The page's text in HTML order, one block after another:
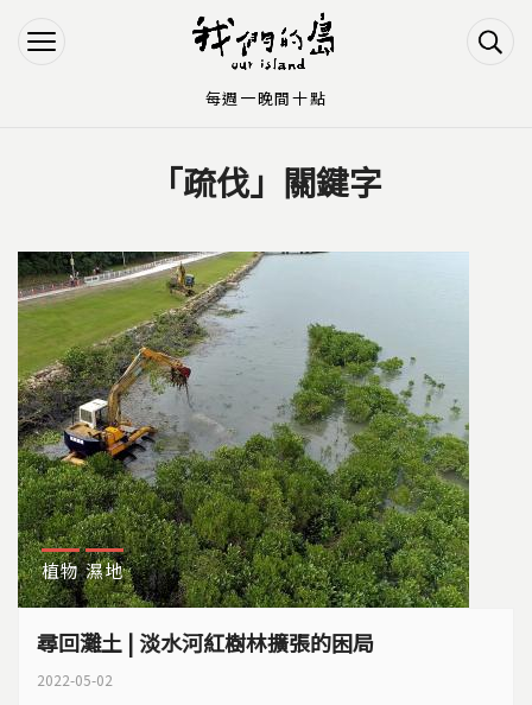
Jump to Navigation
Jump to Main content
「疏伐」關鍵字
植物 濕地
尋回灘土 | 淡水河紅樹林擴張的困局
2022-05-02
每週一晚間十點